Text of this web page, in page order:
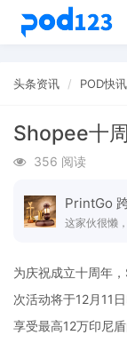
头条资讯 POD快讯
Shopee十
356 阅读
PrintGo
这家伙很懒
为庆祝成立十周年
次活动将于12月11
享受最高12万印尼